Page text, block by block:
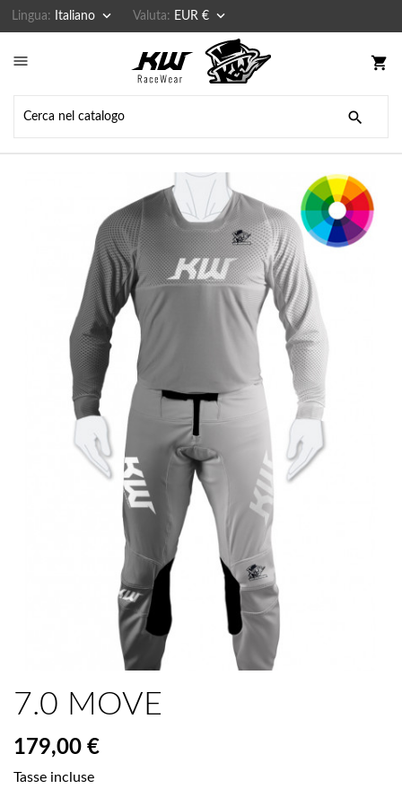
Lingua: Italiano  Valuta: EUR € 
 shopping_cart

7.0 MOVE
179,00 €
Tasse incluse